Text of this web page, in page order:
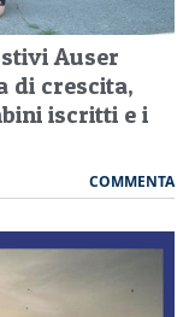
Auser
di crescita,
iscritti e i
COMMENTA